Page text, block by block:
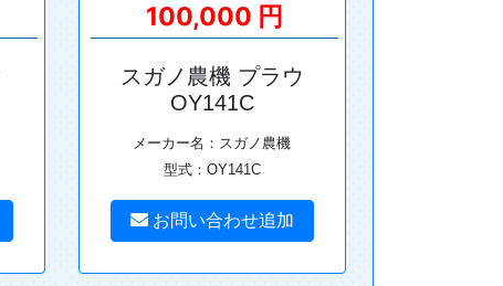
100,000 円
スガノ農機 プラウ
OY141C
メーカー名：スガノ農機
型式：OY141C
お問い合わせ追加